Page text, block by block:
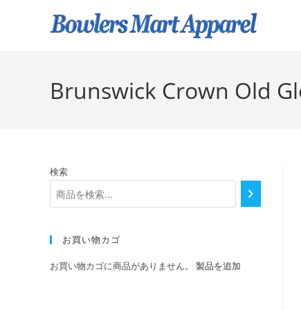
Brunswick Crown Old
検索
お買い物カゴ
お買い物カゴに商品がありません。 製品を追加